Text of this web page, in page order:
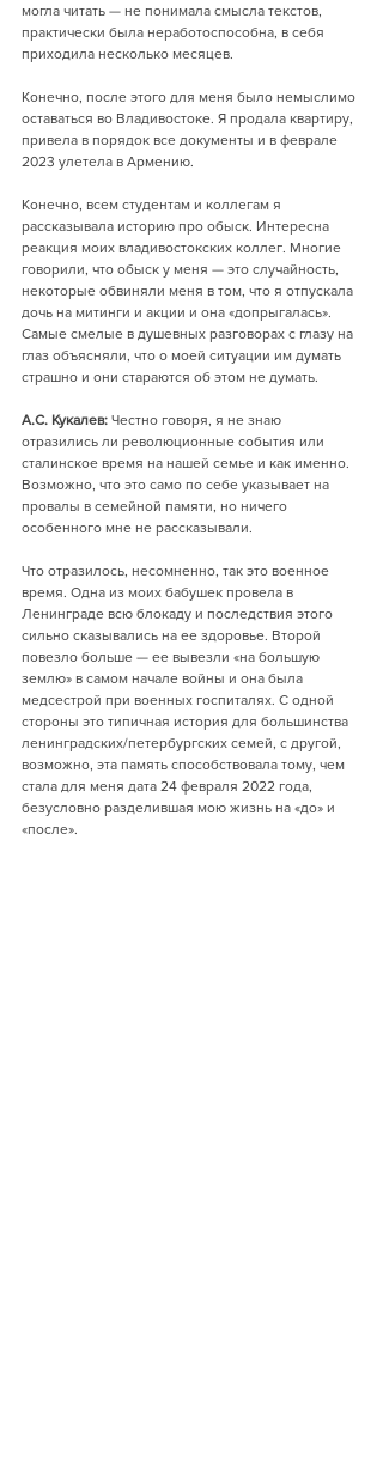
могла читать — не понимала смысла текстов,
практически была неработоспособна, в себя
приходила несколько месяцев.
Конечно, после этого для меня было немыслимо
оставаться во Владивостоке. Я продала квартиру,
привела в порядок все документы и в феврале
2023 улетела в Армению.
Конечно, всем студентам и коллегам я
рассказывала историю про обыск. Интересна
реакция моих владивостокских коллег. Многие
говорили, что обыск у меня — это случайность,
некоторые обвиняли меня в том, что я отпускала
дочь на митинги и акции и она «допрыгалась».
Самые смелые в душевных разговорах с глазу на
глаз объясняли, что о моей ситуации им думать
страшно и они стараются об этом не думать.
А.С. Кукалев: Честно говоря, я не знаю
отразились ли революционные события или
сталинское время на нашей семье и как именно.
Возможно, что это само по себе указывает на
провалы в семейной памяти, но ничего
особенного мне не рассказывали.
Что отразилось, несомненно, так это военное
время. Одна из моих бабушек провела в
Ленинграде всю блокаду и последствия этого
сильно сказывались на ее здоровье. Второй
повезло больше — ее вывезли «на большую
землю» в самом начале войны и она была
медсестрой при военных госпиталях. С одной
стороны это типичная история для большинства
ленинградских/петербургских семей, с другой,
возможно, эта память способствовала тому, чем
стала для меня дата 24 февраля 2022 года,
безусловно разделившая мою жизнь на «до» и
«после».